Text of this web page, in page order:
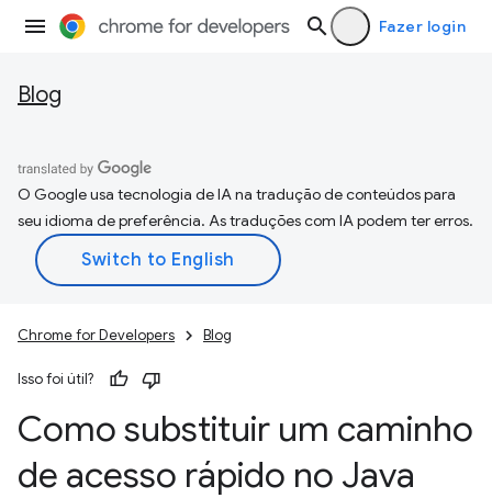
Fazer login
Blog
O Google usa tecnologia de IA na tradução de conteúdos para
seu idioma de preferência. As traduções com IA podem ter erros.
Chrome for Developers Blog
Isso foi útil?
Como substituir um caminho
de acesso rápido no Java